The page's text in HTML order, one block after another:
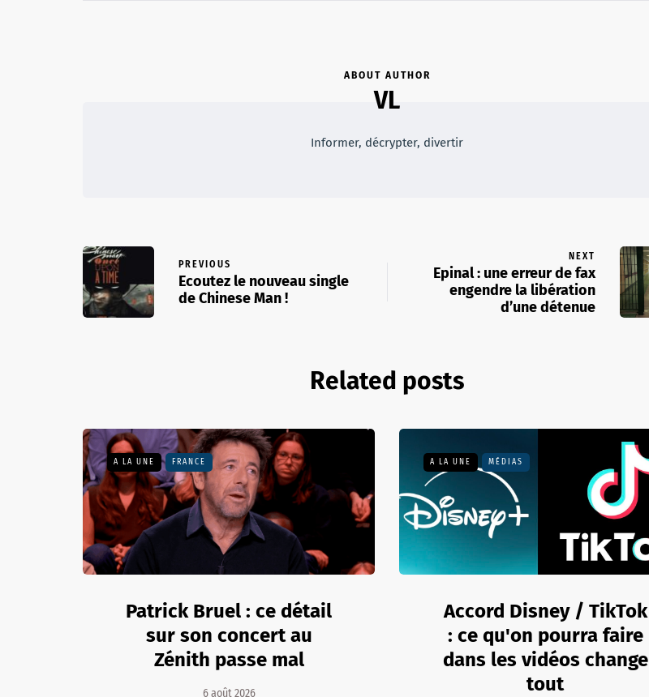
ABOUT AUTHOR
VL
Informer, décrypter, divertir
PREVIOUS
Ecoutez le nouveau single
de Chinese Man !
NEXT
Epinal : une erreur de fax
engendre la libération
d’une détenue
Related posts
A LA UNE FRANCE
Patrick Bruel : ce détail
sur son concert au
Zénith passe mal
6 août 2026
A LA UNE MÉDIAS
Accord Disney / TikTok
: ce qu'on pourra faire
dans les vidéos change
tout